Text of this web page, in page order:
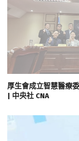
厚生會成立智慧醫療
| 中央社 CNA